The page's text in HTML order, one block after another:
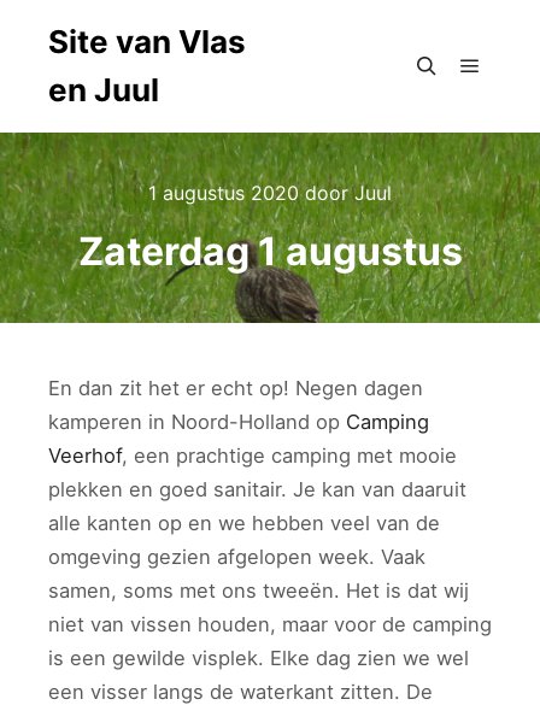
Site van Vlas
en Juul
1 augustus 2020doorJuul
Zaterdag 1 augustus
En dan zit het er echt op! Negen dagen
kamperen in Noord-Holland op Camping
Veerhof, een prachtige camping met mooie
plekken en goed sanitair. Je kan van daaruit
alle kanten op en we hebben veel van de
omgeving gezien afgelopen week. Vaak
samen, soms met ons tweeën. Het is dat wij
niet van vissen houden, maar voor de camping
is een gewilde visplek. Elke dag zien we wel
een visser langs de waterkant zitten. De